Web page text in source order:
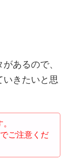
あるので、
きたいと思
ご注意くだ